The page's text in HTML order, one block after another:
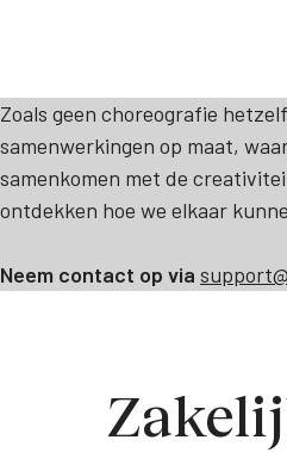
Zoals geen choreografie
samenwerkingen op maat,
samenkomen met de
ontdekken hoe we elkaar
Neem contact op via